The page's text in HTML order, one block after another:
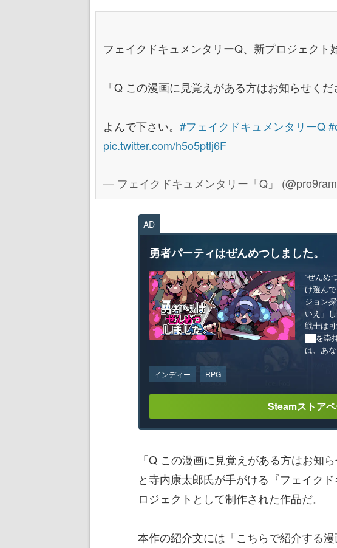
フェイクドキュメンタリーQ、新プロジェクト
「Q この漫画に見覚えがある方はお知らせくだ
よんで下さい。 #フェイクドキュメンタリーQ
pic.twitter.com/h5o5ptlj6F
— フェイクドキュメンタリー「Q」
AD
勇者パーティはぜんめつしました。
“ぜんめ
け選ん
ジョン
いえ」
戦士は
██を崇
は、あな
インディー RPG
Steamストア
「Q この漫画に見覚えがある方はお知
と寺内康太郎氏が手がける『フェイク
ロジェクトとして制作された作品だ。
本作の紹介文には「こちらで紹介する